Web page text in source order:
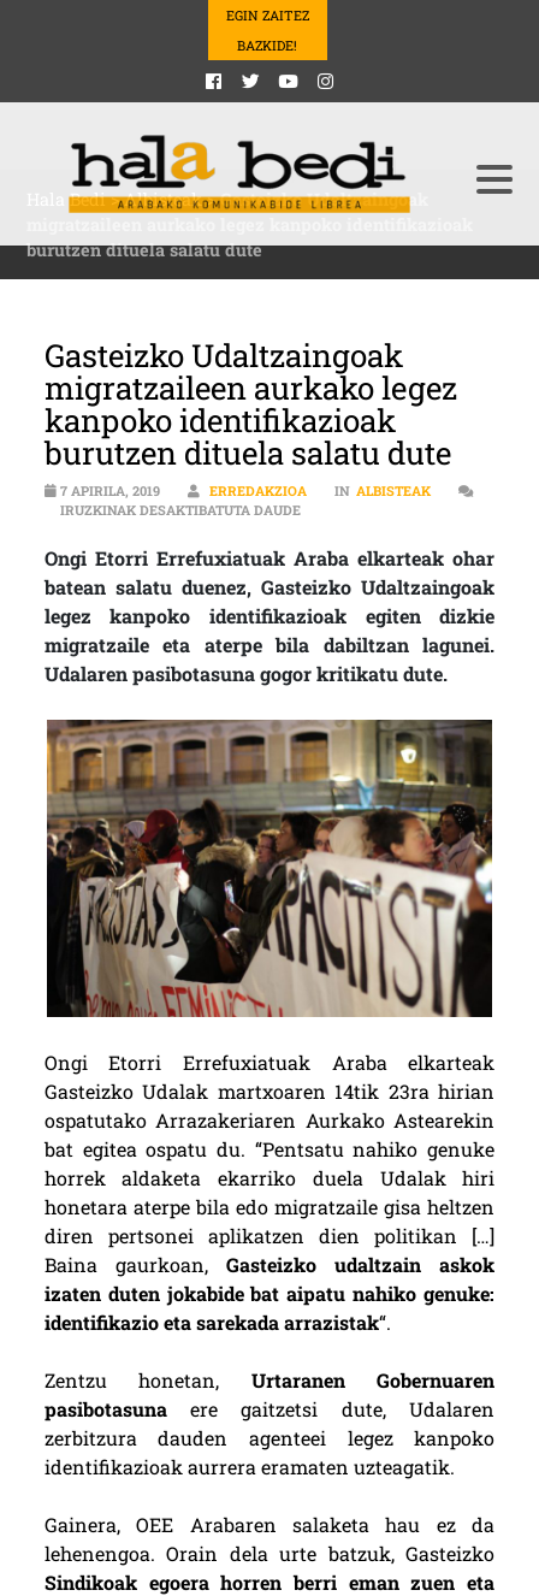
EGIN ZAITEZ
BAZKIDE!
Hala Bedi>Albisteak>Gasteizko Udaltzaingoak
burutzen dituela salatu dute
Gasteizko Udaltzaingoak
migratzaileen aurkako legez
kanpoko identifikazioak
burutzen dituela salatu dute
7 APIRILA, 2019 ERREDAKZIOA IN ALBISTEAK
IRUZKINAK DESAKTIBATUTA DAUDEGASTEIZKO UDALTZAINGOAK
Ongi Etorri Errefuxiatuak Araba elkarteak ohar
batean salatu duenez, Gasteizko Udaltzaingoak
legez kanpoko identifikazioak egiten dizkie
migratzaile eta aterpe bila dabiltzan lagunei.
Udalaren pasibotasuna gogor kritikatu dute.
Ongi Etorri Errefuxiatuak Araba elkarteak
Gasteizko Udalak martxoaren 14tik 23ra hirian
ospatutako Arrazakeriaren Aurkako Astearekin
bat egitea ospatu du. “Pentsatu nahiko genuke
horrek aldaketa ekarriko duela Udalak hiri
honetara aterpe bila edo migratzaile gisa heltzen
diren pertsonei aplikatzen dien politikan […]
Baina gaurkoan, Gasteizko udaltzain askok
izaten duten jokabide bat aipatu nahiko genuke:
identifikazio eta sarekada arrazistak“.
Zentzu honetan, Urtaranen Gobernuaren
pasibotasunaere gaitzetsi dute, Udalaren
zerbitzura dauden agenteei legez kanpoko
identifikazioak aurrera eramaten uzteagatik.
Gainera, OEE Arabaren salaketa hau ez da
lehenengoa. Orain dela urte batzuk, Gasteizko
Sindikoak egoera horren berri eman zuen eta